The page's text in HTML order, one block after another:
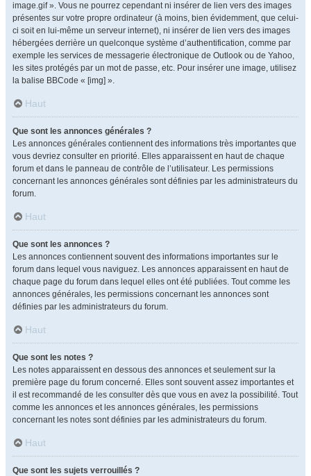
image.gif ». Vous ne pourrez cependant ni insérer de lien vers des images
présentes sur votre propre ordinateur (à moins, bien évidemment, que celui-
ci soit en lui-même un serveur internet), ni insérer de lien vers des images
hébergées derrière un quelconque système d’authentification, comme par
exemple les services de messagerie électronique de Outlook ou de Yahoo,
les sites protégés par un mot de passe, etc. Pour insérer une image, utilisez
la balise BBCode « [img] ».
Haut
Que sont les annonces générales ?
Les annonces générales contiennent des informations très importantes que
vous devriez consulter en priorité. Elles apparaissent en haut de chaque
forum et dans le panneau de contrôle de l’utilisateur. Les permissions
concernant les annonces générales sont définies par les administrateurs du
forum.
Haut
Que sont les annonces ?
Les annonces contiennent souvent des informations importantes sur le
forum dans lequel vous naviguez. Les annonces apparaissent en haut de
chaque page du forum dans lequel elles ont été publiées. Tout comme les
annonces générales, les permissions concernant les annonces sont
définies par les administrateurs du forum.
Haut
Que sont les notes ?
Les notes apparaissent en dessous des annonces et seulement sur la
première page du forum concerné. Elles sont souvent assez importantes et
il est recommandé de les consulter dès que vous en avez la possibilité. Tout
comme les annonces et les annonces générales, les permissions
concernant les notes sont définies par les administrateurs du forum.
Haut
Que sont les sujets verrouillés ?